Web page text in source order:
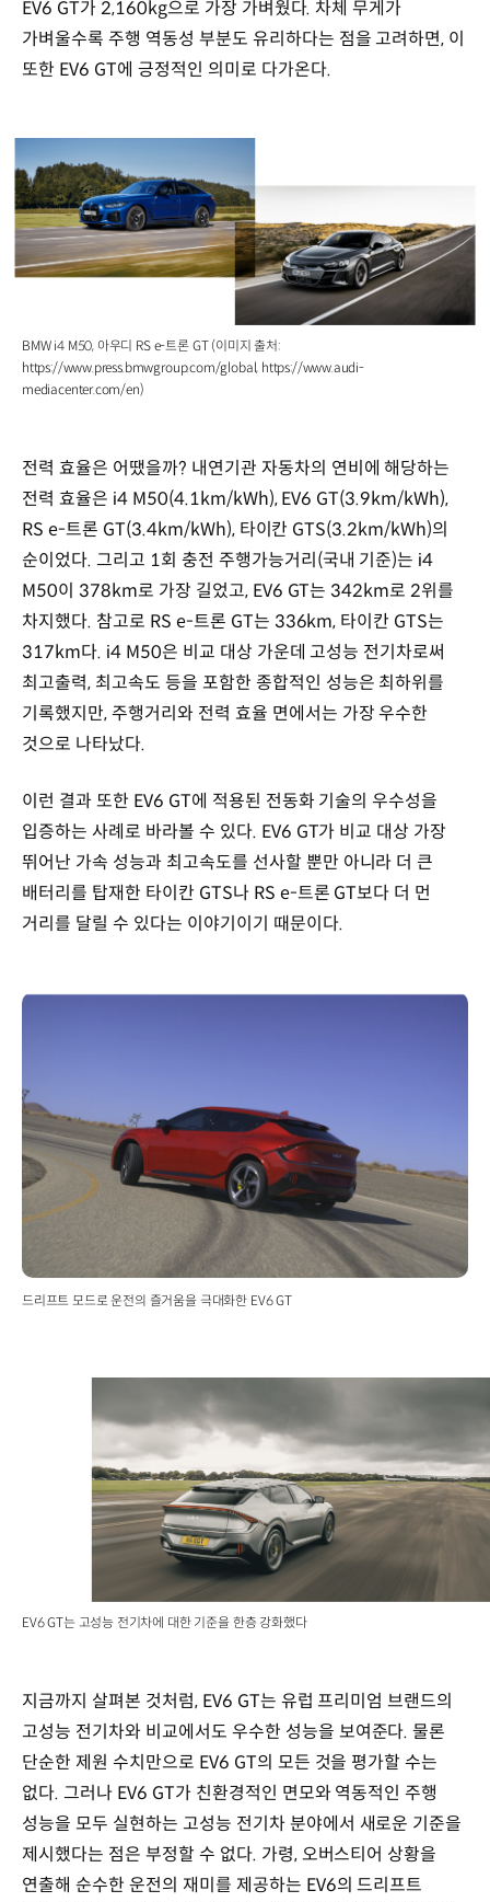
EV6 GT가 2,160kg으로 가장 가벼웠다. 차체 무게가
가벼울수록 주행 역동성 부분도 유리하다는 점을 고려하면, 이
또한 EV6 GT에 긍정적인 의미로 다가온다.
BMW i4 M50, 아우디 RS e-트론 GT (이미지 출처:
https://www.press.bmwgroup.com/global, https://www.audi-
mediacenter.com/en)
전력 효율은 어땠을까? 내연기관 자동차의 연비에 해당하는
전력 효율은 i4 M50(4.1km/kWh), EV6 GT(3.9km/kWh),
RS e-트론 GT(3.4km/kWh), 타이칸 GTS(3.2km/kWh)의
순이었다. 그리고 1회 충전 주행가능거리(국내 기준)는 i4
M50이 378km로 가장 길었고, EV6 GT는 342km로 2위를
차지했다. 참고로 RS e-트론 GT는 336km, 타이칸 GTS는
317km다. i4 M50은 비교 대상 가운데 고성능 전기차로써
최고출력, 최고속도 등을 포함한 종합적인 성능은 최하위를
기록했지만, 주행거리와 전력 효율 면에서는 가장 우수한
것으로 나타났다.
이런 결과 또한 EV6 GT에 적용된 전동화 기술의 우수성을
입증하는 사례로 바라볼 수 있다. EV6 GT가 비교 대상 가장
뛰어난 가속 성능과 최고속도를 선사할 뿐만 아니라 더 큰
배터리를 탑재한 타이칸 GTS나 RS e-트론 GT보다 더 먼
거리를 달릴 수 있다는 이야기이기 때문이다.
드리프트 모드로 운전의 즐거움을 극대화한 EV6 GT
EV6 GT는 고성능 전기차에 대한 기준을 한층 강화했다
지금까지 살펴본 것처럼, EV6 GT는 유럽 프리미엄 브랜드의
고성능 전기차와 비교에서도 우수한 성능을 보여준다. 물론
단순한 제원 수치만으로 EV6 GT의 모든 것을 평가할 수는
없다. 그러나 EV6 GT가 친환경적인 면모와 역동적인 주행
성능을 모두 실현하는 고성능 전기차 분야에서 새로운 기준을
제시했다는 점은 부정할 수 없다. 가령, 오버스티어 상황을
연출해 순수한 운전의 재미를 제공하는 EV6의 드리프트